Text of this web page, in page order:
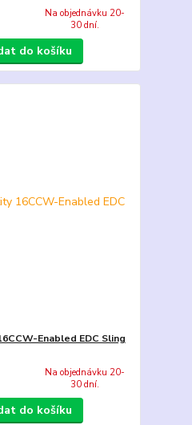
Na objednávku 20-
30 dní.
do košíku
Enabled EDC Sling
Na objednávku 20-
30 dní.
do košíku